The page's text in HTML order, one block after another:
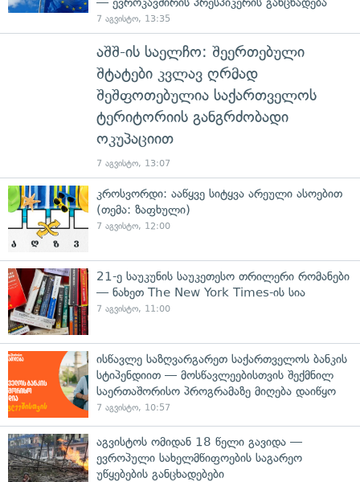
7 აგვისტო, 13:35
აშშ-ის საელჩო: შეერთებული
შტატები კვლავ ღრმად
შეშფოთებულია საქართველოს
ტერიტორიის განგრძობადი
ოკუპაციით
7 აგვისტო, 13:07
კროსვორდი: ააწყვე სიტყვა არეული ასოებით
(თემა: ზაფხული)
7 აგვისტო, 12:00
21-ე საუკუნის საუკეთესო თრილერი რომანები
— ნახეთ The New York Times-ის სია
7 აგვისტო, 11:00
ისწავლე საზღვარგარეთ საქართველოს ბანკის
სტიპენდიით — მოსწავლეებისთვის შექმნილ
საერთაშორისო პროგრამაზე მიღება დაიწყო
7 აგვისტო, 10:57
აგვისტოს ომიდან 18 წელი გავიდა —
ევროპული სახელმწიფოების საგარეო
უწყებების განცხადებები